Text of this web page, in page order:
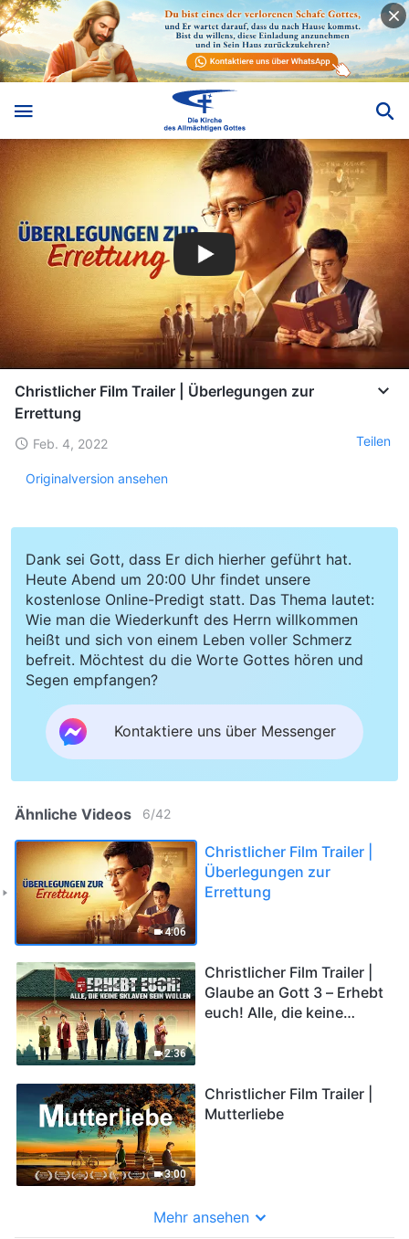
Christlicher Film Trailer | Überlegungen zur
Errettung
Feb. 4, 2022 Teilen
Originalversion ansehen
Dank sei Gott, dass Er dich hierher geführt hat.
Heute Abend um 20:00 Uhr findet unsere
kostenlose Online-Predigt statt. Das Thema lautet:
Wie man die Wiederkunft des Herrn willkommen
heißt und sich von einem Leben voller Schmerz
befreit. Möchtest du die Worte Gottes hören und
Segen empfangen?
Kontaktiere uns über Messenger
Ähnliche Videos 6/42
4:06
Christlicher Film Trailer |
Überlegungen zur
Errettung
2:36
Christlicher Film Trailer |
Glaube an Gott 3 – Erhebt
euch! Alle, die keine
3:00
Christlicher Film Trailer |
Mutterliebe
Mehr ansehen